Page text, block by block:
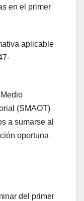
en el primer
aplicable
(SMAOT)
a sumarse al
oportuna
del primer